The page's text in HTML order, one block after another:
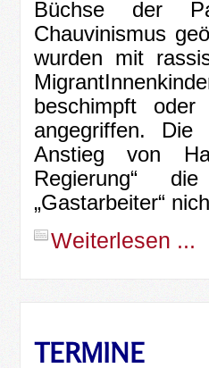
Büchse der
Chauvinismus
wurden mit
beschimpft
angegriffen. Die
Anstieg von
Regierung“ die
„Gastarbeiter“
Weiterlesen ...
TERMINE